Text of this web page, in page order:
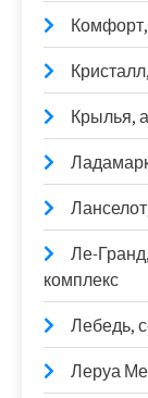
Крылья,
Ле-
комплекс
Лебедь,
Леруа